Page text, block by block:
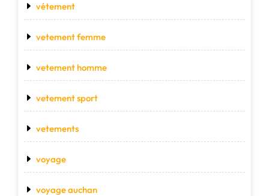
vétement
vetement femme
vetement homme
vetement sport
vetements
voyage
voyage auchan